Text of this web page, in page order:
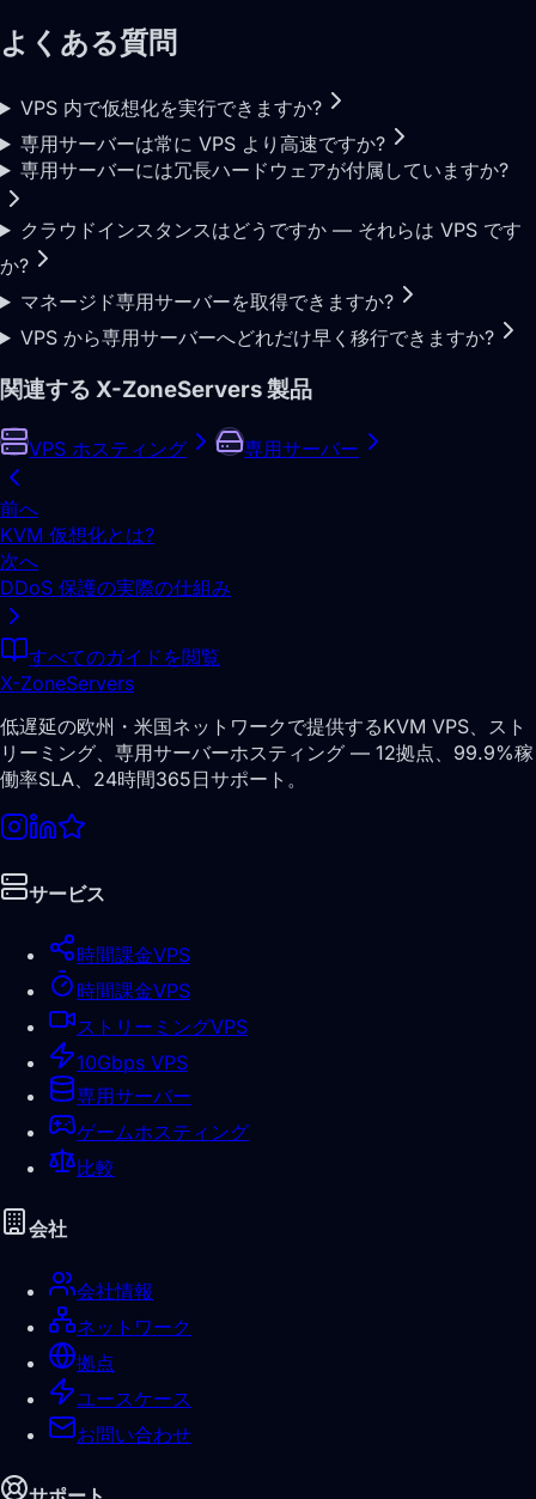
よくある質問
VPS 内で仮想化を実行できますか?
専用サーバーは常に VPS より高速ですか?
専用サーバーには冗長ハードウェアが付属していますか?
クラウドインスタンスはどうですか — それらは VPS です
か?
マネージド専用サーバーを取得できますか?
VPS から専用サーバーへどれだけ早く移行できますか?
関連する X-ZoneServers 製品
VPS ホスティング 専用サーバー
前へ
KVM 仮想化とは?
次へ
DDoS 保護の実際の仕組み
すべてのガイドを閲覧
X-ZoneServers
低遅延の欧州・米国ネットワークで提供するKVM VPS、スト
リーミング、専用サーバーホスティング — 12拠点、99.9%稼
働率SLA、24時間365日サポート。
サービス
時間課金VPS
時間課金VPS
ストリーミングVPS
10Gbps VPS
専用サーバー
ゲームホスティング
比較
会社
会社情報
ネットワーク
拠点
ユースケース
お問い合わせ